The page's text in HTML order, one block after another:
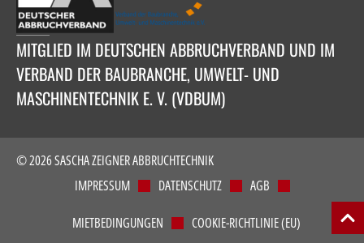
MITGLIED IM DEUTSCHEN ABBRUCHVERBAND UND IM
VERBAND DER BAUBRANCHE, UMWELT- UND
MASCHINENTECHNIK E. V. (VDBUM)
© 2026 SASCHA ZEIGNER ABBRUCHTECHNIK
IMPRESSUM
DATENSCHUTZ AGB
MIETBEDINGUNGEN COOKIE-RICHTLINIE (EU)